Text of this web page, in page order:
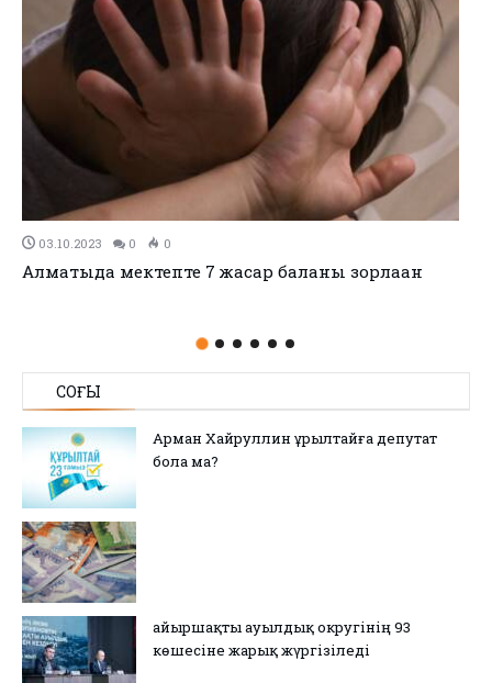
03.10.2023 0 0
Алматыда мектепте 7 жасар баланы зорлаған
СОҢҒЫ
Арман Хайруллин Құрылтайға депутат
бола ма?
Қайыршақты ауылдық округінің 93
көшесіне жарық жүргізіледі